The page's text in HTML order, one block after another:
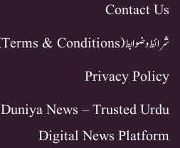
Contact Us
شرائط و ضوابط (Terms & Conditions)
Privacy Policy
News – Trusted Urdu
Digital News Platform